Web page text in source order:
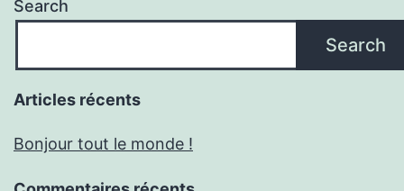
Search
Search
Articles récents
Bonjour tout le monde !